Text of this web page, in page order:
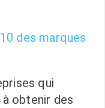
des marques
qui
obtenir des